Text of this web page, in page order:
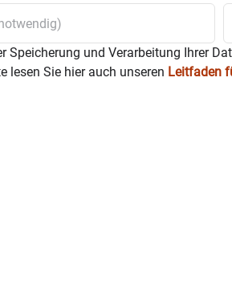
und Verarbeitung Ihrer
lesen Sie hier auch unseren Leitfaden